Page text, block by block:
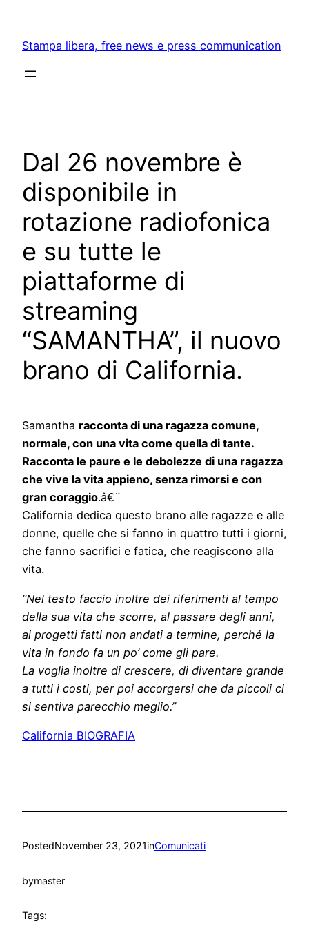
content
Stampa libera, free news e press communication
Dal 26 novembre è
disponibile in
rotazione radiofonica
e su tutte le
piattaforme di
streaming
“SAMANTHA”, il nuovo
brano di California.
Samantha racconta di una ragazza comune,
normale, con una vita come quella di tante.
Racconta le paure e le debolezze di una ragazza
che vive la vita appieno, senza rimorsi e con
gran coraggio.â€¨
California dedica questo brano alle ragazze e alle
donne, quelle che si fanno in quattro tutti i giorni,
che fanno sacrifici e fatica, che reagiscono alla
vita.
“Nel testo faccio inoltre dei riferimenti al tempo
della sua vita che scorre, al passare degli anni,
ai progetti fatti non andati a termine, perché la
vita in fondo fa un po’ come gli pare.
La voglia inoltre di crescere, di diventare grande
a tutti i costi, per poi accorgersi che da piccoli ci
si sentiva parecchio meglio.”
California BIOGRAFIA
PostedNovember 23, 2021inComunicati
bymaster
Tags: